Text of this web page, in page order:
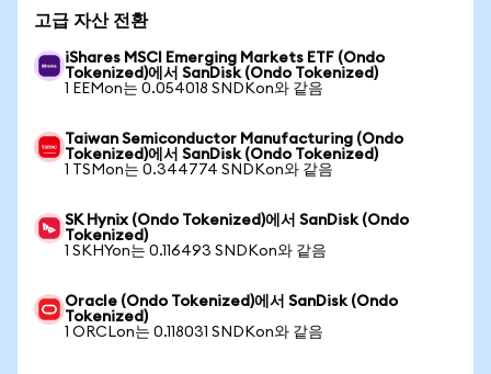
고급 자산 전환
iShares MSCI Emerging Markets ETF (Ondo
Tokenized)에서 SanDisk (Ondo Tokenized)
1 EEMon는 0.054018 SNDKon와 같음
Taiwan Semiconductor Manufacturing (Ondo
Tokenized)에서 SanDisk (Ondo Tokenized)
1 TSMon는 0.344774 SNDKon와 같음
SK Hynix (Ondo Tokenized)에서 SanDisk (Ondo
Tokenized)
1 SKHYon는 0.116493 SNDKon와 같음
Oracle (Ondo Tokenized)에서 SanDisk (Ondo
Tokenized)
1 ORCLon는 0.118031 SNDKon와 같음